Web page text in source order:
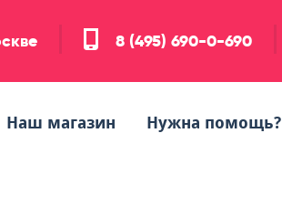
8 (495) 690-0-690
Наш магазин Нужна помощь?